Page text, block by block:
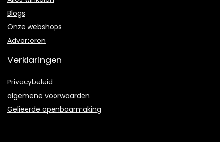
Blogs
Onze webshops
Adverteren
Verklaringen
Privacybeleid
algemene voorwaarden
Gelieerde openbaarmaking